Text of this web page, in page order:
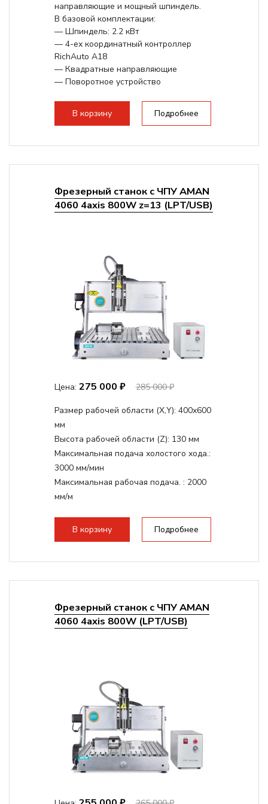
направляющие и мощный шпиндель.
В базовой комплектации:
— Шпиндель: 2.2 кВт
— 4-ех координатный контроллер
RichAuto A18
— Квадратные направляющие
— Поворотное устройство
В корзину Подробнее
Фрезерный станок с ЧПУ AMAN
4060 4axis 800W z=13 (LPT/USB)
Цена: 275 000 ₽ 285 000 ₽
Размер рабочей области (Х,Y): 400x600
мм
Высота рабочей области (Z): 130 мм
Максимальная подача холостого хода.:
3000 мм/мин
Максимальная рабочая подача. : 2000
мм/м
стандартно:Т-слот
Цанговый патрон:ER11
В корзину Подробнее
Фрезерный станок с ЧПУ AMAN
4060 4axis 800W (LPT/USB)